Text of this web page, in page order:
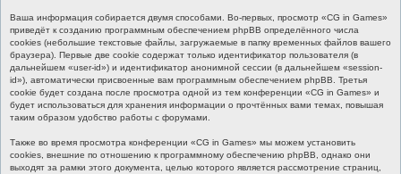
Ваша информация собирается двумя способами. Во-первых, просмотр «CG in Games»
приведёт к созданию программным обеспечением phpBB определённого числа
cookies (небольшие текстовые файлы, загружаемые в папку временных файлов вашего
браузера). Первые две cookie содержат только идентификатор пользователя (в
дальнейшем «user-id») и идентификатор анонимной сессии (в дальнейшем «session-
id»), автоматически присвоенные вам программным обеспечением phpBB. Третья
cookie будет создана после просмотра одной из тем конференции «CG in Games» и
будет использоваться для хранения информации о прочтённых вами темах, повышая
таким образом удобство работы с форумами.
Также во время просмотра конференции «CG in Games» мы можем установить
cookies, внешние по отношению к программному обеспечению phpBB, однако они
выходят за рамки этого документа, целью которого является рассмотрение страниц,